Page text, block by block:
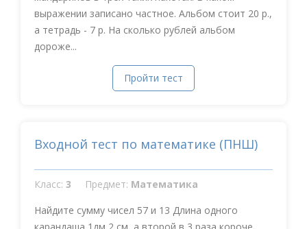
выражении записано частное. Альбом стоит 20 р.,
а тетрадь - 7 р. На сколько рублей альбом
дороже...
Пройти тест
Входной тест по математике (ПНШ)
Класс: 3 Предмет: Математика
Найдите сумму чисел 57 и 13 Длина одного